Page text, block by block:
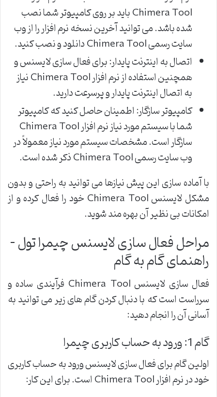
Chimera Tool باید بر روی کامپیوتر شما نصب
شده باشد. می توانید آخرین نسخه نرم افزار را از وب
سایت رسمی Chimera Tool دانلود و نصب کنید.
اتصال به اینترنت پایدار: برای فعال سازی لایسنس و
همچنین استفاده از نرم افزار Chimera Tool نیاز
به اتصال اینترنت پایدار و پرسرعت دارید.
کامپیوتر سازگار: اطمینان حاصل کنید که کامپیوتر
شما با سیستم مورد نیاز نرم افزار Chimera Tool
سازگار است. مشخصات سیستم مورد نیاز معمولاً در
وب سایت رسمی Chimera Tool ذکر شده است.
با آماده سازی این پیش نیازها می توانید به راحتی و بدون
مشکل لایسنس Chimera Tool خود را فعال کرده و از
امکانات بی نظیر آن بهره مند شوید.
مراحل فعال سازی لایسنس چیمرا تول –
راهنمای گام به گام
فعال سازی لایسنس Chimera Tool فرآیندی ساده و
سرراست است که با دنبال کردن گام های زیر می توانید به
آسانی آن را انجام دهید:
گام 1: ورود به حساب کاربری چیمرا
اولین گام برای فعال سازی لایسنس ورود به حساب کاربری
خود در نرم افزار Chimera Tool است. برای این کار: